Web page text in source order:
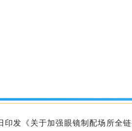
印发《关于加强眼镜制配场所全